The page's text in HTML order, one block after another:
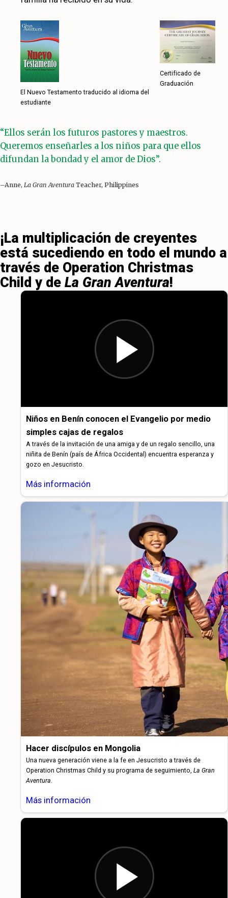
El Nuevo Testamento traducido al idioma del
estudiante
Certificado de
Graduación
“Ellos serán los futuros pastores y maestros.
Queremos enseñarles a los niños para que ellos
difundan la bondad y el amor de Dios”.
–Anne, La Gran Aventura Teacher, Philippines
¡La multiplicación de creyentes
está sucediendo en todo el mundo a
través de Operation Christmas
Child y de La Gran Aventura!
Niños en Benín conocen el Evangelio por medio
simples cajas de regalos
A través de la invitación de una amiga y de un regalo sencillo, una
niñita de Benín (país de África Occidental) encuentra esperanza y
gozo en Jesucristo.
Más información
Hacer discípulos en Mongolia
Una nueva generación viene a la fe en Jesucristo a través de
Operation Christmas Child y su programa de seguimiento,La Gran
Aventura
Más información